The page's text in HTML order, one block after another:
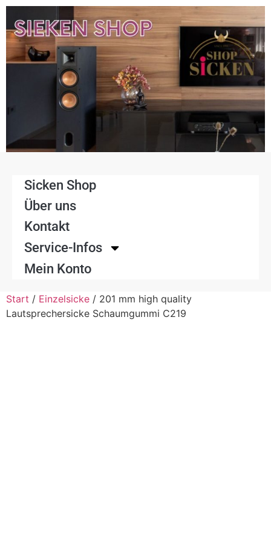
Sicken Shop
Über uns
Kontakt
Service-Infos
Mein Konto
Start / Einzelsicke / 201 mm high quality
Lautsprechersicke Schaumgummi C219